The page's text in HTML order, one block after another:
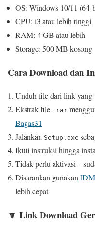
OS: Windows 10/11 (64-
CPU: i3 atau lebih tinggi
RAM: 4 GB atau lebih
Storage: 500 MB kosong
Cara Download dan
Unduh file dari link yang
Ekstrak file .rar
Bagas31
Jalankan Setup.exe
Ikuti instruksi hingga
Tidak perlu aktivasi –
Disarankan gunakanIDM
lebih cepat
🔽 Link Download